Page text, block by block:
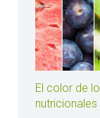
El color de
nutricionales